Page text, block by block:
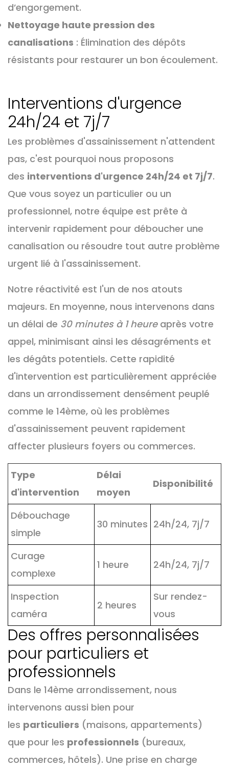
d’engorgement.
Nettoyage haute pression des
canalisations : Élimination des dépôts
résistants pour restaurer un bon écoulement.
Interventions d'urgence
24h/24 et 7j/7
Les problèmes d'assainissement n'attendent
pas, c'est pourquoi nous proposons
des interventions d'urgence 24h/24 et 7j/7.
Que vous soyez un particulier ou un
professionnel, notre équipe est prête à
intervenir rapidement pour déboucher une
canalisation ou résoudre tout autre problème
urgent lié à l'assainissement.
Notre réactivité est l'un de nos atouts
majeurs. En moyenne, nous intervenons dans
un délai de 30 minutes à 1 heureaprès votre
appel, minimisant ainsi les désagréments et
les dégâts potentiels. Cette rapidité
d'intervention est particulièrement appréciée
dans un arrondissement densément peuplé
comme le 14ème, où les problèmes
d'assainissement peuvent rapidement
affecter plusieurs foyers ou commerces.
Type
d'intervention
Délai
moyen
Disponibilité
Débouchage
simple
30 minutes 24h/24, 7j/7
Curage
complexe
1 heure 24h/24, 7j/7
Inspection
caméra
2 heures
Sur rendez-
vous
Des offres personnalisées
pour particuliers et
professionnels
Dans le 14ème arrondissement, nous
intervenons aussi bien pour
les particuliers (maisons, appartements)
que pour les professionnels (bureaux,
commerces, hôtels). Une prise en charge